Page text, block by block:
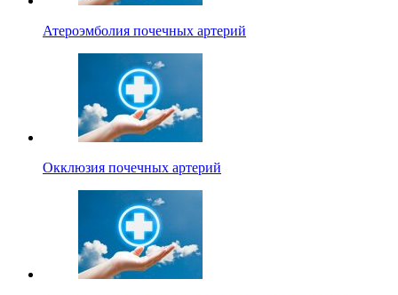
Атероэмболия почечных артерий
Окклюзия почечных артерий